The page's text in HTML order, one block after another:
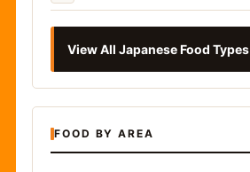
View All Japanese Food Types
FOOD BY AREA